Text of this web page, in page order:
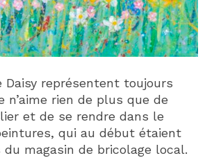
Daisy représentent toujours
rien de plus que de
et de se rendre dans le
qui au début étaient
magasin de bricolage local.